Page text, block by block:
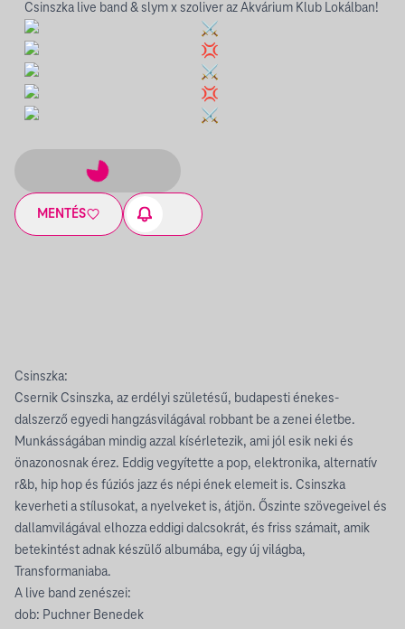
Csinszka live band & slym x szoliver az Akvárium Klub Lokálban!
MENTÉS
Csinszka:
Csernik Csinszka, az erdélyi születésű, budapesti énekes-
dalszerző egyedi hangzásvilágával robbant be a zenei életbe.
Munkásságában mindig azzal kísérletezik, ami jól esik neki és
önazonosnak érez. Eddig vegyítette a pop, elektronika, alternatív
r&b, hip hop és fúziós jazz és népi ének elemeit is. Csinszka
keverheti a stílusokat, a nyelveket is, átjön. Őszinte szövegeivel és
dallamvilágával elhozza eddigi dalcsokrát, és friss számait, amik
betekintést adnak készülő albumába, egy új világba,
Transformaniaba.
A live band zenészei:
dob: Puchner Benedek